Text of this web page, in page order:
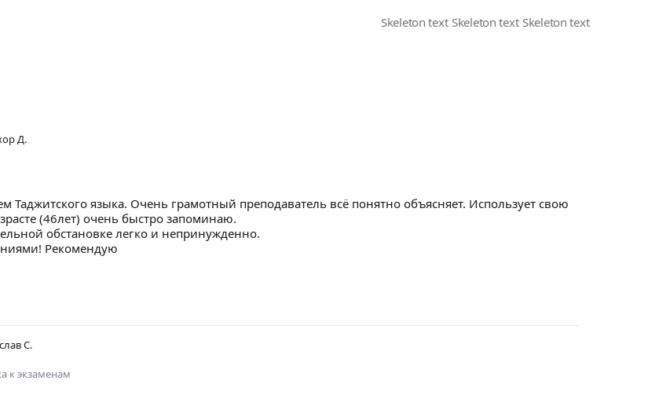
Д.
Таджитского языка. Очень грамотный преподаватель всё понятно объясняет. Использует свою
(46лет) очень быстро запоминаю.
обстановке легко и непринужденно.
Рекомендую
С.
к экзаменам